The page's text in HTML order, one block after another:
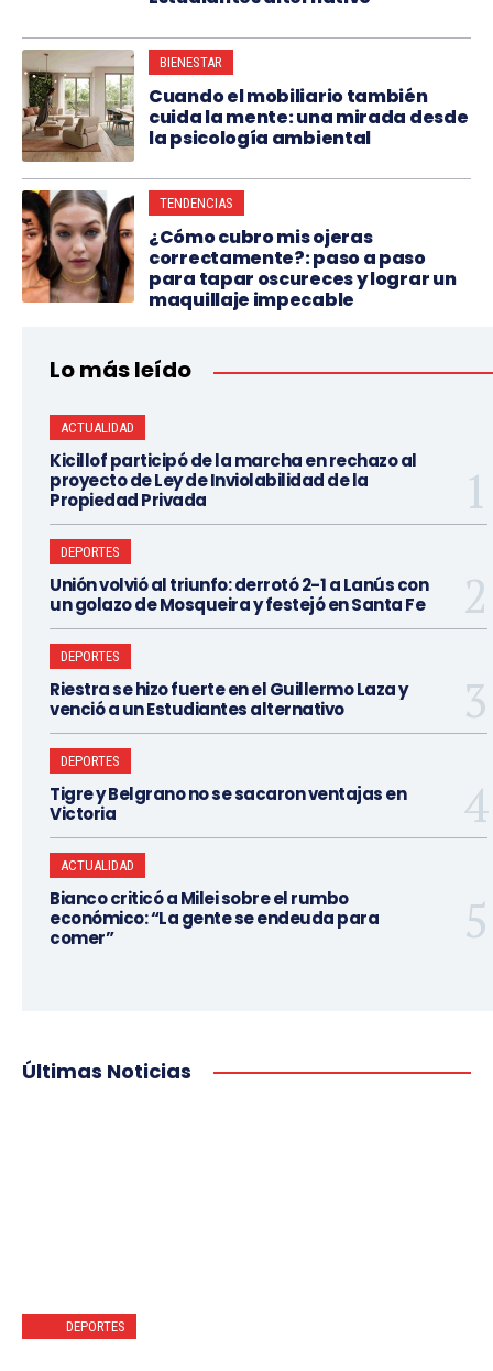
BIENESTAR
Cuando el mobiliario también
cuida la mente: una mirada desde
la psicología ambiental
TENDENCIAS
¿Cómo cubro mis ojeras
correctamente?: paso a paso
para tapar oscureces y lograr un
maquillaje impecable
Lo más leído
ACTUALIDAD
Kicillof participó de la marcha en rechazo al
proyecto de Ley de Inviolabilidad de la
Propiedad Privada
DEPORTES
Unión volvió al triunfo: derrotó 2-1 a Lanús con
un golazo de Mosqueira y festejó en Santa Fe
DEPORTES
Riestra se hizo fuerte en el Guillermo Laza y
venció a un Estudiantes alternativo
DEPORTES
Tigre y Belgrano no se sacaron ventajas en
Victoria
ACTUALIDAD
Bianco criticó a Milei sobre el rumbo
económico: “La gente se endeuda para
comer”
Últimas Noticias
DEPORTES